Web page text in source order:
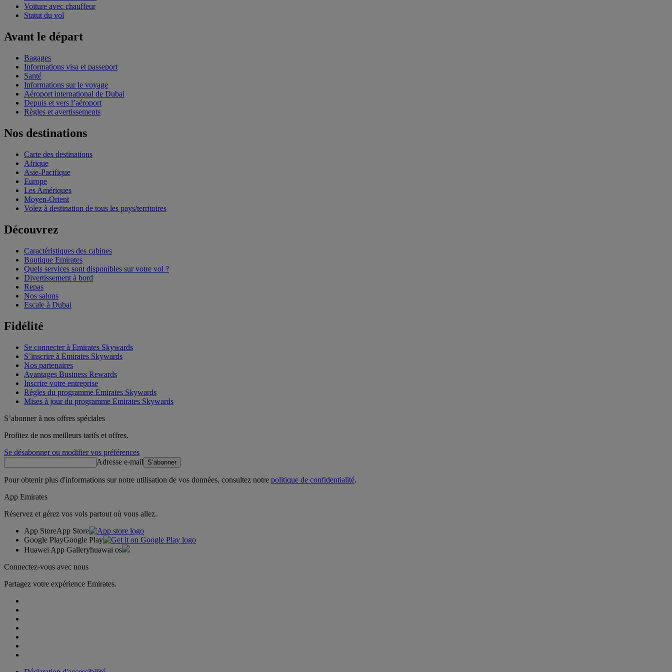
Voiture avec chauffeur
Statut du vol
Avant le départ
Bagages
Informations visa et passeport
Santé
Informations sur le voyage
Aéroport international de Dubai
Depuis et vers l’aéroport
Règles et avertissements
Nos destinations
Carte des destinations
Afrique
Asie-Pacifique
Europe
Les Amériques
Moyen-Orient
Volez à destination de tous les pays/territoires
Découvrez
Caractéristiques des cabines
Boutique Emirates
Quels services sont disponibles sur votre vol ?
Divertissement à bord
Repas
Nos salons
Escale à Dubai
Fidélité
Se connecter à Emirates Skywards
S’inscrire à Emirates Skywards
Nos partenaires
Avantages Business Rewards
Inscrire votre entreprise
Règles du programme Emirates Skywards
Mises à jour du programme Emirates Skywards
S’abonner à nos offres spéciales
Profitez de nos meilleurs tarifs et offres.
Se désabonner ou modifier vos préférences
Adresse e-mail
S’abonner
Pour obtenir plus d'informations sur notre utilisation de vos données, consultez notre politique de confidentialité.
App Emirates
Réservez et gérez vos vols partout où vous allez.
App StoreApp Store
Google PlayGoogle Play
Huawei App Galleryhuawai os
Connectez-vous avec nous
Partagez votre expérience Emirates.